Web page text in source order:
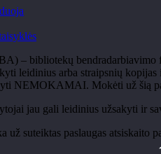
– bibliotekų
leidinius arba straipsnių
NEMOKAMAI. Mokėti už šią
jau gali leidinius užsakyti ir
suteiktas paslaugas atsiskaito